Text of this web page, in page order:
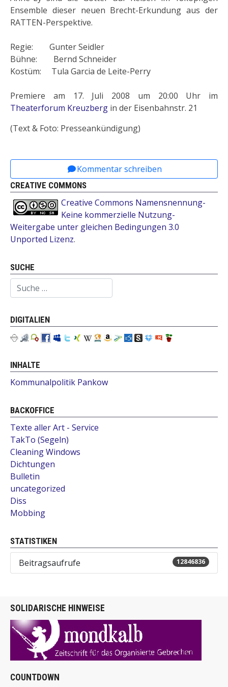
Ensemble dieser neuen Brecht-Erkundung aus der
RATTEN-Perspektive.
Regie: Gunter Seidler
Bühne: Bernd Schneider
Kostüm: Tula Garcia de Leite-Perry
Premiere am 17. Juli 2008 um 20:00 Uhr im
Theaterforum Kreuzberg in der Eisenbahnstr. 21
(Text & Foto: Presseankündigung)
Kommentar schreiben
CREATIVE COMMONS
Creative Commons Namensnennung-
Keine kommerzielle Nutzung-
Weitergabe unter gleichen Bedingungen 3.0
Unported Lizenz.
SUCHE
Suchen
DIGITALIEN
INHALTE
Kommunalpolitik Pankow
BACKOFFICE
Texte aller Art - Service
TakTo (Segeln)
Cleaning Windows
Dichtungen
Bulletin
uncategorized
Diss
Mobbing
STATISTIKEN
Beitragsaufrufe 12846836
SOLIDARISCHE HINWEISE
COUNTDOWN